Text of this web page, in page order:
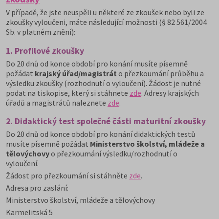
V případě, že jste neuspěli u některé ze zkoušek nebo byli ze
zkoušky vyloučeni, máte následující možnosti (§ 82 561/2004
Sb. v platném znění):
1. Profilové zkoušky
Do 20 dnů od konce období pro konání musíte písemně
požádat krajský úřad/magistrát o přezkoumání průběhu a
výsledku zkoušky (rozhodnutí o vyloučení). Žádost je nutné
podat na tiskopise, který si stáhnete zde. Adresy krajských
úřadů a magistrátů naleznete zde.
2. Didaktický test společné části maturitní zkoušky
Do 20 dnů od konce období pro konání didaktických testů
musíte písemně požádat Ministerstvo školství, mládeže a
tělovýchovyo přezkoumání výsledku/rozhodnutí o
vyloučení.
Žádost pro přezkoumání si stáhněte zde.
Adresa pro zaslání:
Ministerstvo školství, mládeže a tělovýchovy
Karmelitská 5